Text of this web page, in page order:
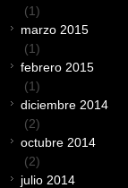
(1)
marzo 2015
(1)
febrero 2015
(1)
diciembre 2014
(2)
octubre 2014
(2)
julio 2014